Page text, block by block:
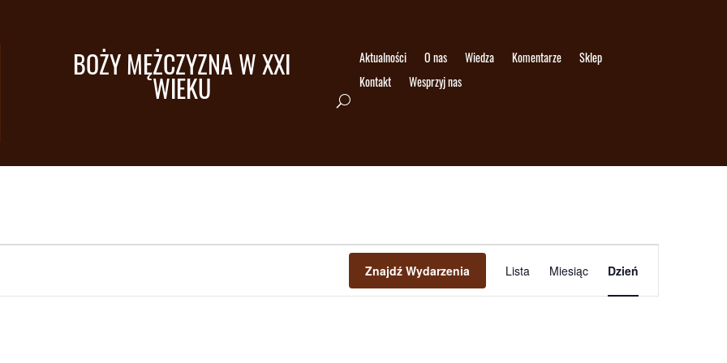
BOŻY MĘŻCZYZNA W XXI
WIEKU
Aktualności O nas Wiedza Komentarze
Sklep
Kontakt
Wesprzyj nas
Znajdź Wydarzenia
Wydarzenie
Widoki
nawigacja
Lista Miesiąc Dzień